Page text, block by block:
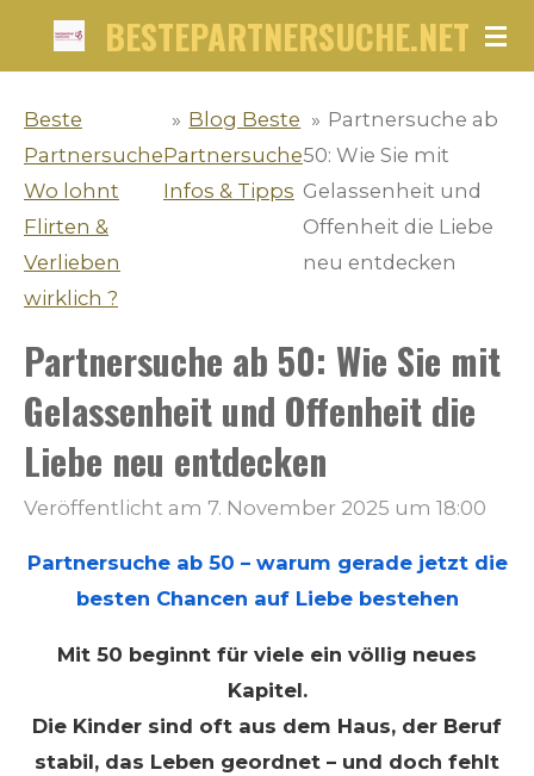
BESTEPARTNERSUCHE.NET
Beste
Partnersuche
Wo lohnt
Flirten &
Verlieben
wirklich ?
» Blog Beste
Partnersuche
Infos & Tipps
» Partnersuche ab
50: Wie Sie mit
Gelassenheit und
Offenheit die Liebe
neu entdecken
Partnersuche ab 50: Wie Sie mit
Gelassenheit und Offenheit die
Liebe neu entdecken
Veröffentlicht am 7. November 2025 um 18:00
Partnersuche ab 50 – warum gerade jetzt die
besten Chancen auf Liebe bestehen
Mit 50 beginnt für viele ein völlig neues
Kapitel.
Die Kinder sind oft aus dem Haus, der Beruf
stabil, das Leben geordnet – und doch fehlt